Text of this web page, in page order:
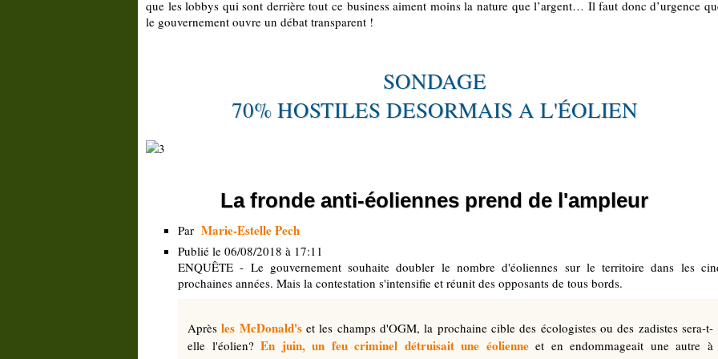
que les lobbys qui sont derrière tout ce business aiment moins la nature que l’argent… Il faut donc d’urgence
le gouvernement ouvre un débat transparent !
SONDAGE
70% HOSTILES DESORMAIS A L'ÉOLIEN
La fronde anti-éoliennes prend de l'ampleur
Par Marie-Estelle Pech
Publié le 06/08/2018 à 17:11
ENQUÊTE - Le gouvernement souhaite doubler le nombre d'éoliennes sur le territoire dans les
prochaines années. Mais la contestation s'intensifie et réunit des opposants de tous bords.
Aprèsles McDonald'set les champs d'OGM, la prochaine cible des écologistes ou des zadistes sera-t-
elle l'éolien?En juin, un feu criminel détruisait une éolienneet en endommageait une autre à